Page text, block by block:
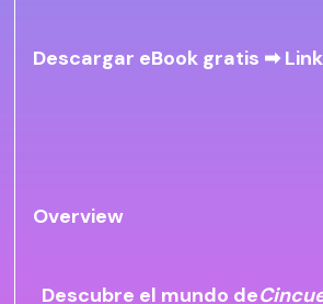
Descargar eBook gratis ➡ Link
Overview
Descubre el mundo de